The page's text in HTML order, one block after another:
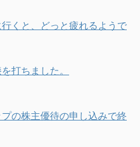
くと、どっと疲れるようで
打ちました。
の株主優待の申し込みで終